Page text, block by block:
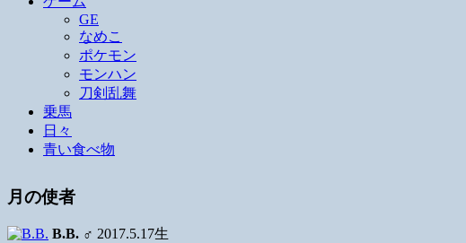
GE
なめこ
ポケモン
モンハン
刀剣乱舞
乗馬
日々
青い食べ物
月の使者
B.B. ♂ 2017.5.17生